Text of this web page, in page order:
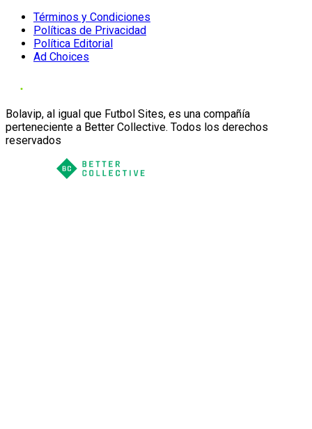
Términos y Condiciones
Políticas de Privacidad
Política Editorial
Ad Choices
Bolavip, al igual que Futbol Sites, es una compañía
perteneciente a Better Collective. Todos los derechos
reservados